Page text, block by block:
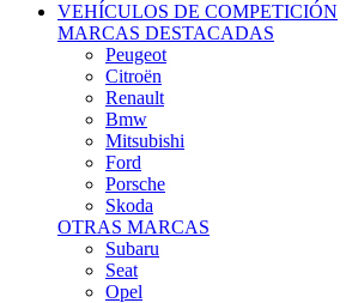
VEHÍCULOS DE COMPETICIÓN
MARCAS DESTACADAS
Peugeot
Citroën
Renault
Bmw
Mitsubishi
Ford
Porsche
Skoda
OTRAS MARCAS
Subaru
Seat
Opel